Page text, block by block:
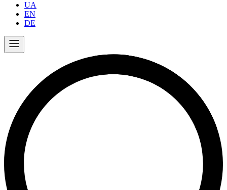
UA
EN
DE